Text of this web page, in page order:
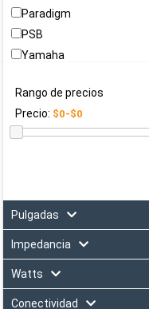
Paradigm
PSB
Yamaha
Rango de precios
Precio:
Pulgadas
Impedancia
Watts
Conectividad